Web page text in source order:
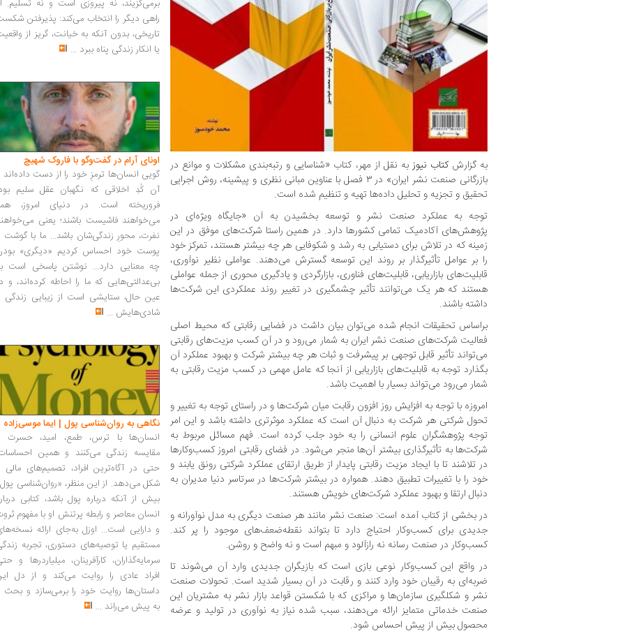
به گزارشکتاب نیوز به نقل از مهر، کتاب «شناسایی و رتبه‌بندی مشکلات و موانع در
بازرگانی صنعت نشر ایران» در ۳ فصل با عناوین مبانی نظری و پیشینه، روش اجرایی
تحقیق و تجزیه و تحلیل داده‌ها تهیه و تنظیم شده است.
توجه به عملکرد صنعت نشر و توسعه بخشیدن به آن «جایگاه ویژه‌ای در
پژوهش‌های آکادمیک تمامی کشورها دارد. در همین راستا شرکت‌های موفق در این
زمینه که در تلاش برای دستیابی به رشد و شکوفایی هر چه بیشتر هستند، تمرکز خود
را بر عوامل تأثیرگذار بر روند این توسعه گسترش می‌دهند. عواملی نظیر نوآوری،
قابلیت‌های بازاریابی، قابلیت‌های فناوری، بازارگردی و یادگیری محوری از جمله عواملی
هستند که هر یک می‌توانند تأثیر چشمگیری در تغییر روند عملکردی این شرکت‌ها
داشته باشند.
براساس تحقیقات انجام شده می‌توان بیان داشت در فضایی رقابتی که محیط اصلی
فعالیت شرکت‌های صنعت نشر ایران به شمار می‌رود و در آن کسب مزیت‌های رقابتی
می‌تواند تأثیر قابل توجهی بر پیشرفت و ثبات هر چه بیشتر شرکت و بهبود عملکرد آن
بگذارد توجه به قابلیت‌های بازاریابی از آنجا که عامل مهمی در کسب مزیت رقابتی به
شمار می‌رود می‌تواند بسیار با اهمیت باشد.
امروزه با توجه به افزایش روز افزون رقابت میان شرکت‌ها و در راستای توجه به تغییر و
تحول شرکتی هر شرکت به دنبال آن است که عملکرد موثرتری داشته باشد و این امر
توجه پژوهشگران علوم انسانی را به خود جلب کرده است. فهم مسائل مربوط به
شرکت‌ها به تأثیرگذاری بیشتر آن‌ها منجر می‌شود. در فضای رقابتی امروز کسب‌وکارها
در تلاشند تا با ایجاد مزیت رقابتی پایدار از طریق ارتقای عملکرد شرکتی رونق یابند و
خود را با تغییرات تطبیق دهند. همواره در بیشتر شرکت‌ها در سرتاسر دنیا مدیران به
دنبال ارتقا و بهبود عملکرد شرکت‌های خویش هستند.
در بخشی از کتاب آمده است: صنعت نشر مانند هر صنعت دیگری به مدل نوآورانه و
جدیدی برای کسب‌وکار احتیاج دارد تا بتواند نقطه‌ضعف‌های موجود را پر کند.
کسب‌وکار در صنعت رسانه نه رازآلود و مبهم است و نه واضح و روشن.
در واقع این کسب‌وکار نوعی بازی است که بازیگران جدیدی وارد آن می‌شوند تا
ضربه‌ای به رقیبان خود وارد کنند و رقابت در آن بسیار شدید است. تحولات صنعت
نشر و شکل‎گیری سازمان‌ها و مراکزی که با شکستن قواعد بازار نشر به مشتریان این
صنعت خدماتی متمایز ارائه می‌دهند، سبب شده نیاز به نوآوری در تولید و عرضه
محصول بیش از پیش احساس شود.
برمی‌گزیند، نه پیروزی است و نه تسلیم.
راهی دیگر را انتخاب می‌کند: پذیرفتن
تاریخی، بدون آنکه به خیانت، گریز از
یا انکار زندگی پناه ببرد ...
اونای آرام در گفت‌وگو با فاروک شهیچ‭
گویی انسان‌ها ترمزِ خود را از دست داده‌اند
آن کُدِ اخلاقی که نگهبان عقل سلیم
فروریخته است. در دنیای امروز،
می‌خواهند فاشیست باشند؛ یعنی
نفرت، محورِ زندگی‌شان باشد... ما با گوشت
پوست خود احساس کردیم «دیگری»
چه معنایی دارد... نوشتن پاسخی است
بی‌عدالتی‌هایی که ما را احاطه کرده‌اند، و
عین حال، ستایشی است از زیبایی زندگی
شادی‌هایش ...
نگاهی به روان‌شناسی پول | ایما موسی‌زاده
انسان‌ها با ترس، طمع، امید، حسرت
مقایسه زندگی می‌کنند و همین
حتی در آگاه‌ترین افراد، تصمیم‌های مالی
شکل می‌دهد. از این منظر، «روان‌شناسی
بیش از آنکه درباره پول باشد، کتابی
انسان معاصر و رابطه پرتنش او با مفهوم
و دارایی است... اوزل به‌جای ارائه
مستقیم یا توصیه‌های دستوری، تجربه
سرمایه‌گذاران، کارآفرینان، میلیاردرها و
افراد عادی را روایت می‌کند و از دل
داستان‌ها روایت خود را برمی‌سازد و بحث
به پیش می‌راند ...